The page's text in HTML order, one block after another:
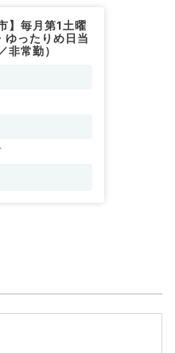
】毎月第1土曜
ったりめ日当
非常勤）